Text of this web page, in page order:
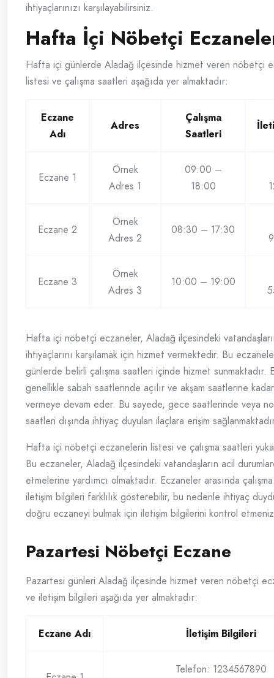
ihtiyaçlarınızı karşılayabilirsiniz.
Hafta İçi Nöbetçi
Hafta içi günlerde Aladağ ilçesinde hizmet veren nöbetçi
listesi ve çalışma saatleri aşağıda yer almaktadır:
Eczane
Adı
Adres
Çalışma
Saatleri
Eczane 1
Örnek
Adres 1
09:00 –
18:00
Eczane 2
Örnek
Adres 2
08:30 – 17:30
Eczane 3
Örnek
Adres 3
10:00 – 19:00
Hafta içi nöbetçi eczaneler, Aladağ ilçesindeki
ihtiyaçlarını karşılamak için hizmet vermektedir. Bu
günlerde belirli çalışma saatleri içinde hizmet sunmaktadır.
genellikle sabah saatlerinde açılır ve akşam saatlerine
vermeye devam eder. Bu sayede, gece saatlerinde veya
saatleri dışında ihtiyaç duyulan ilaçlara erişim
Hafta içi nöbetçi eczanelerin listesi ve çalışma saatleri
Bu eczaneler, Aladağ ilçesindeki vatandaşların acil
etmelerine yardımcı olmaktadır. Eczaneler arasında
iletişim bilgileri farklılık gösterebilir, bu nedenle ihtiyaç
doğru eczaneyi bulmak için iletişim bilgilerini kontrol
Pazartesi Nöbetçi Eczane
Pazartesi günleri Aladağ ilçesinde hizmet veren nöbetçi
ve iletişim bilgileri aşağıda yer almaktadır:
Eczane Adı İletişim Bilgileri
Telefon: 1234567890